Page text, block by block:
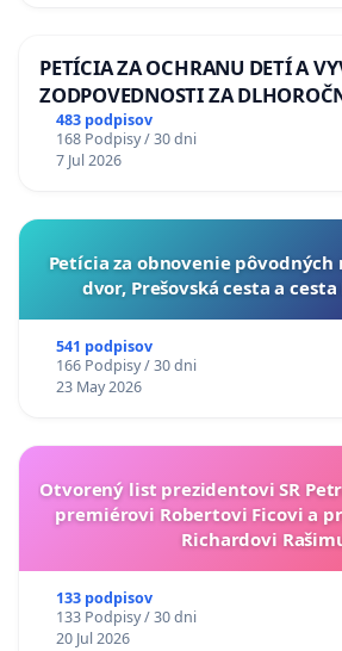
PETÍCIA ZA OCHRANU DETÍ A
ZODPOVEDNOSTI ZA
A ZLYHANIE ŠTÁTU
483 podpisov
168 Podpisy / 30 dni
7 Jul 2026
​Petícia za obnovenie
dvor, Prešovská cesta a cesta
541 podpisov
166 Podpisy / 30 dni
23 May 2026
Otvorený list prezidentovi SR
premiérovi Robertovi Ficovi a
Richardovi
133 podpisov
133 Podpisy / 30 dni
20 Jul 2026